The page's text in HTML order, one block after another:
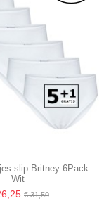
slip Britney 6Pack
Wit
€ 31,50